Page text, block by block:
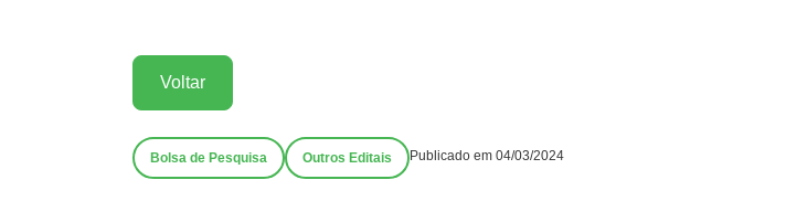
Voltar
Bolsa de Pesquisa Outros Editais Publicado em 04/03/2024